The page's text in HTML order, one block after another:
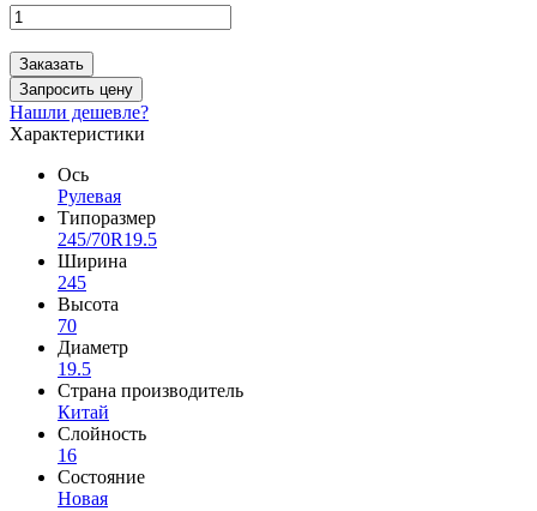
Заказать
Запросить цену
Нашли дешевле?
Характеристики
Ось
Рулевая
Типоразмер
245/70R19.5
Ширина
245
Высота
70
Диаметр
19.5
Страна производитель
Китай
Слойность
16
Состояние
Новая